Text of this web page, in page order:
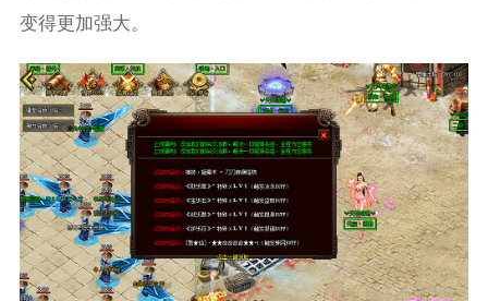
变得更加强大。